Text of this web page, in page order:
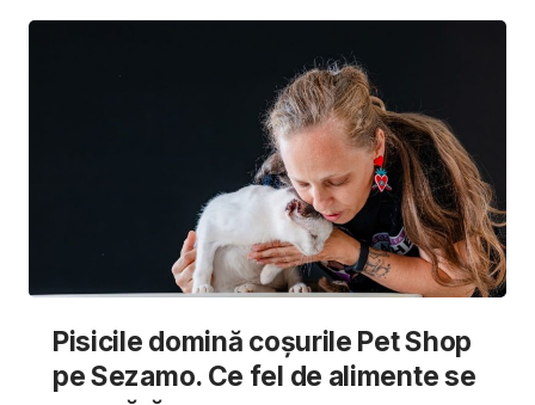
Pisicile domină coșurile Pet Shop
pe Sezamo. Ce fel de alimente se